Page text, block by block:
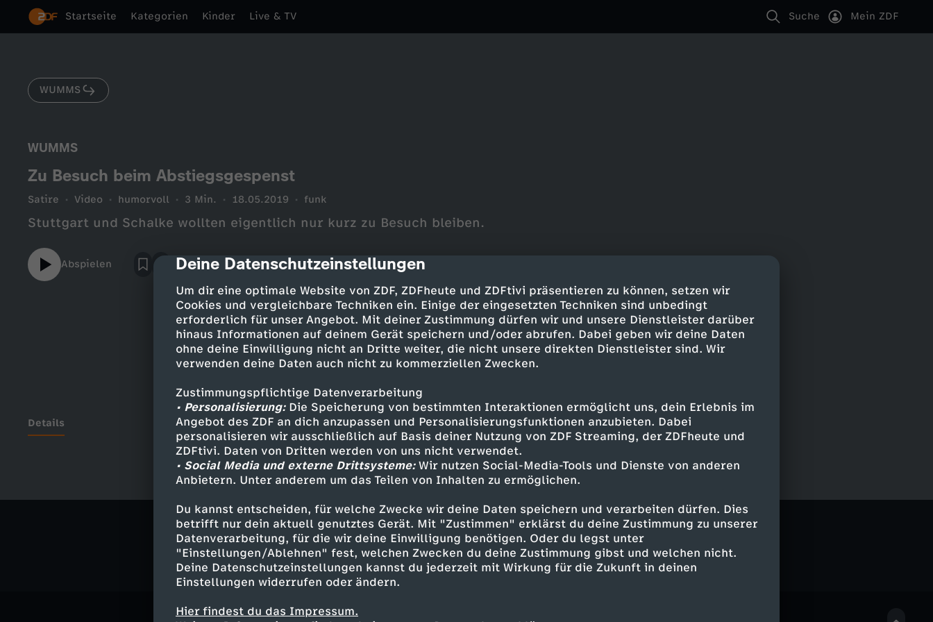
cmp-dialog-description
Deine Datenschutzeinstellungen
Um dir eine optimale Website von ZDF, ZDFheute und ZDFtivi präsentieren zu können, setzen wir
Cookies und vergleichbare Techniken ein. Einige der eingesetzten Techniken sind unbedingt
erforderlich für unser Angebot. Mit deiner Zustimmung dürfen wir und unsere Dienstleister darüber
hinaus Informationen auf deinem Gerät speichern und/oder abrufen. Dabei geben wir deine Daten
ohne deine Einwilligung nicht an Dritte weiter, die nicht unsere direkten Dienstleister sind. Wir
verwenden deine Daten auch nicht zu kommerziellen Zwecken.
Zustimmungspflichtige Datenverarbeitung
• Personalisierung:Die Speicherung von bestimmten Interaktionen ermöglicht uns, dein Erlebnis im
Angebot des ZDF an dich anzupassen und Personalisierungsfunktionen anzubieten. Dabei
personalisieren wir ausschließlich auf Basis deiner Nutzung von ZDF Streaming, der ZDFheute und
ZDFtivi. Daten von Dritten werden von uns nicht verwendet.
• Social Media und externe Drittsysteme:Wir nutzen Social-Media-Tools und Dienste von anderen
Anbietern. Unter anderem um das Teilen von Inhalten zu ermöglichen.
Du kannst entscheiden, für welche Zwecke wir deine Daten speichern und verarbeiten dürfen. Dies
betrifft nur dein aktuell genutztes Gerät. Mit "Zustimmen" erklärst du deine Zustimmung zu unserer
Datenverarbeitung, für die wir deine Einwilligung benötigen. Oder du legst unter
"Einstellungen/Ablehnen" fest, welchen Zwecken du deine Zustimmung gibst und welchen nicht.
Deine Datenschutzeinstellungen kannst du jederzeit mit Wirkung für die Zukunft in deinen
Einstellungen widerrufen oder ändern.
Hier findest du das Impressum.
Startseite Kategorien Kinder Live & TV Suche Mein ZDF
WUMMS
WUMMS
Zu Besuch beim Abstiegsgespenst
Satire Video humorvoll 3 Min. 18.05.2019 funk
Stuttgart und Schalke wollten eigentlich nur kurz zu Besuch bleiben.
Abspielen
Details
Ähnliche Inhalte entdecken
Satire Video humorvoll WUMMS